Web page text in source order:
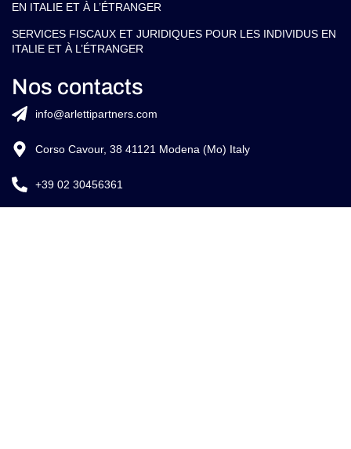
EN ITALIE ET À L’ÉTRANGER
SERVICES FISCAUX ET JURIDIQUES POUR LES INDIVIDUS EN
ITALIE ET À L’ÉTRANGER
Nos contacts
info@arlettipartners.com
Corso Cavour, 38 41121 Modena (Mo) Italy
+39 02 30456361